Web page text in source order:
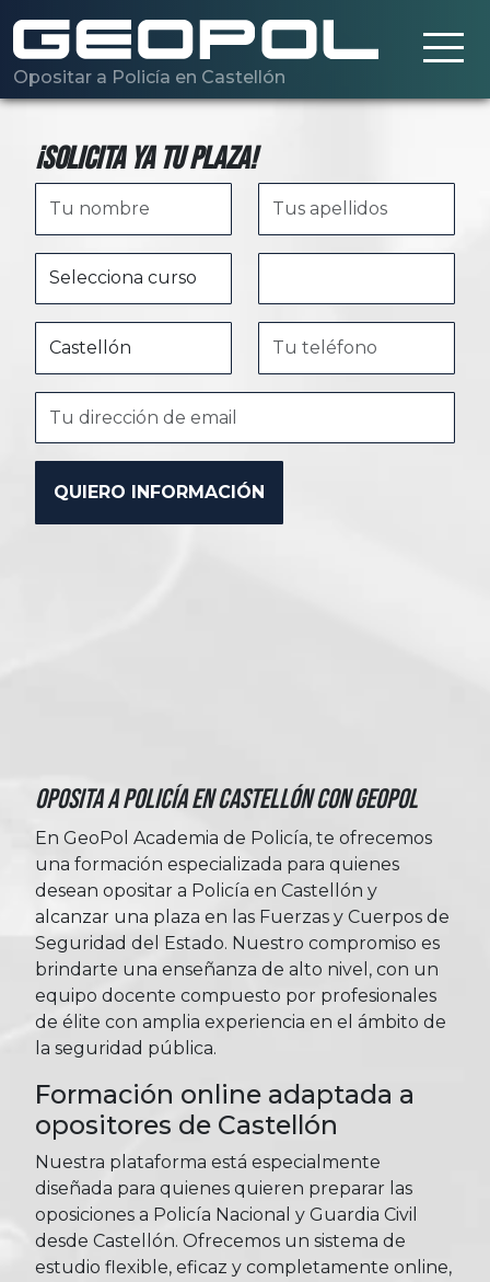
Opositar a Policía en Castellón
¡Solicita ya tu plaza!
Oposita a Policía en Castellón con Geopol
En GeoPol Academia de Policía, te ofrecemos
una formación especializada para quienes
desean opositar a Policía en Castellón y
alcanzar una plaza en las Fuerzas y Cuerpos de
Seguridad del Estado. Nuestro compromiso es
brindarte una enseñanza de alto nivel, con un
equipo docente compuesto por profesionales
de élite con amplia experiencia en el ámbito de
la seguridad pública.
Formación online adaptada a
opositores de Castellón
Nuestra plataforma está especialmente
diseñada para quienes quieren preparar las
oposiciones a Policía Nacional y Guardia Civil
desde Castellón. Ofrecemos un sistema de
estudio flexible, eficaz y completamente online,